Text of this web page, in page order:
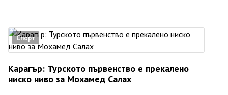
Спорт
Карагър: Турското първенство е прекалено
ниско ниво за Мохамед Салах